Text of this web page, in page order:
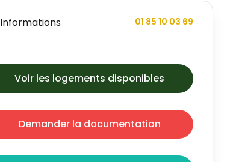
Informations 01 85 10 03 69
Voir les logements disponibles
Demander la documentation